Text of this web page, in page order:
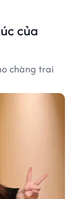
của
chàng trai